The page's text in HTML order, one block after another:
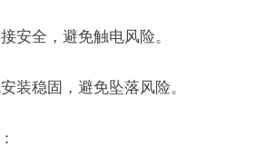
安全，避免触电风险。
装稳固，避免坠落风险。